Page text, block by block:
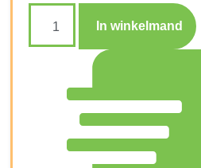
In winkelmand